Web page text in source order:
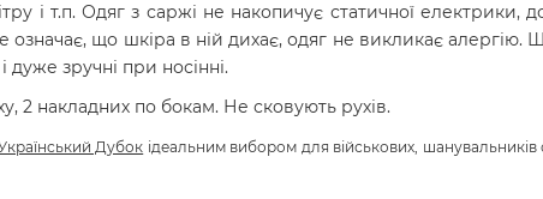
і т.п. Одяг з саржі не накопичує статичної електрики,
означає, що шкіра в ній дихає, одяг не викликає алергію.
зручні при носінні.
2 накладних по бокам. Не сковують рухів.
Дубок ідеальним вибором для військових, шанувальників